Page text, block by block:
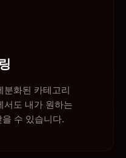
분화된 카테고리
서도 내가 원하는
수 있습니다.